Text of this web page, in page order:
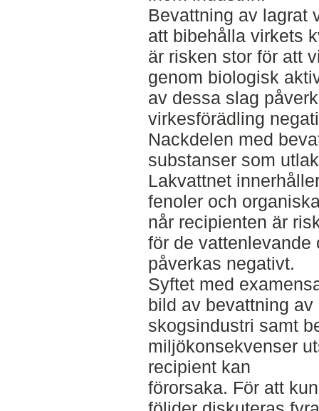
Bevattning av lagrat
att bibehålla virkets
är risken stor för att
genom biologisk
av dessa slag
virkesförädling
Nackdelen med
substanser som
Lakvattnet
fenoler och
når recipienten är
för de vattenlevande
påverkas negativt.
Syftet med
bild av bevattning
skogsindustri samt
miljökonsekvenser
recipient kan
förorsaka. För att